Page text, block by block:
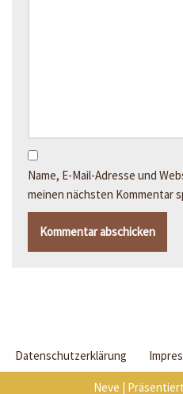
Name, E-Mail-Adresse und
meinen nächsten Kommentar
Datenschutzerklärung
Neve |